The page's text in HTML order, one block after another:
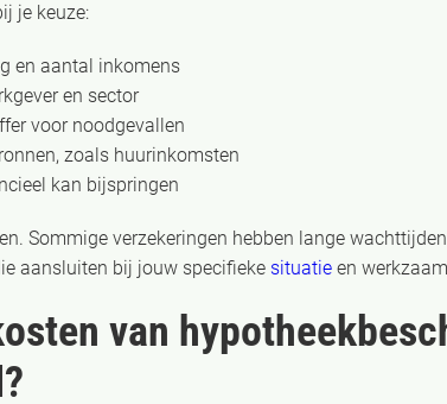
je keuze:
en aantal inkomens
en sector
voor noodgevallen
zoals huurinkomsten
kan bijspringen
Sommige verzekeringen hebben lange
aansluiten bij jouw specifieke situatie en
van